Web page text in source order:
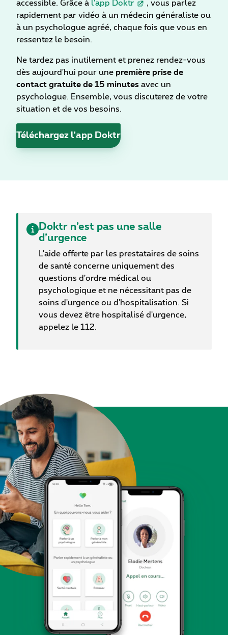
accessible. Grâce à l'app Doktr
, vous parlez
rapidement par vidéo à un médecin généraliste ou
à un psychologue agréé, chaque fois que vous en
ressentez le besoin.
Ne tardez pas inutilement et prenez rendez-vous
dès aujourd'hui pour une première prise de
contact gratuite de 15 minutes avec un
psychologue. Ensemble, vous discuterez de votre
situation et de vos besoins.
Téléchargez l'app Doktr
Doktr n’est pas une salle
d’urgence
L'aide offerte par les prestataires de soins
de santé concerne uniquement des
questions d'ordre médical ou
psychologique et ne nécessitant pas de
soins d'urgence ou d'hospitalisation. Si
vous devez être hospitalisé d'urgence,
appelez le 112.